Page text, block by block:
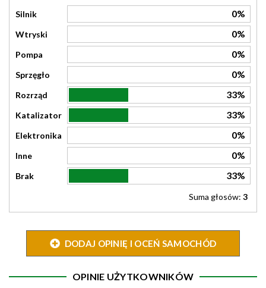
Silnik 0%
Wtryski 0%
Pompa 0%
Sprzęgło 0%
Rozrząd 33%
Katalizator 33%
Elektronika 0%
Inne 0%
Brak 33%
Suma głosów: 3
DODAJ OPINIĘ I OCEŃ SAMOCHÓD
OPINIE UŻYTKOWNIKÓW